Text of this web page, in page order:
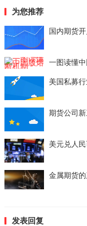
为您推荐
国内期货
一图读懂
美国私募
期货公司
美元兑人
金属期货
发表回复